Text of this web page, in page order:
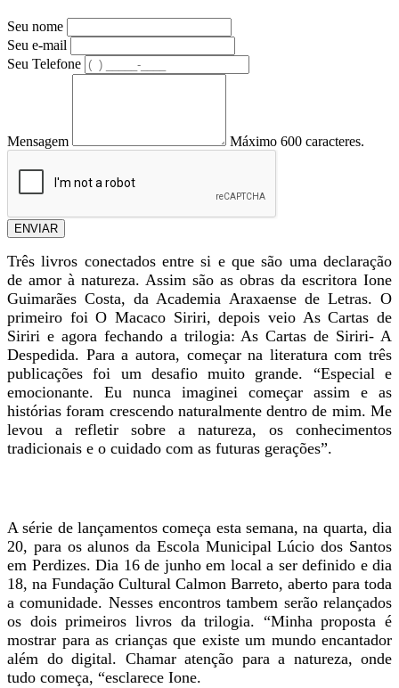
Seu nome
Seu e-mail
Seu Telefone
Mensagem Máximo 600 caracteres.
ENVIAR
Três livros conectados entre si e que são uma declaração
de amor à natureza. Assim são as obras da escritora Ione
Guimarães Costa, da Academia Araxaense de Letras. O
primeiro foi O Macaco Siriri, depois veio As Cartas de
Siriri e agora fechando a trilogia: As Cartas de Siriri- A
Despedida. Para a autora, começar na literatura com três
publicações foi um desafio muito grande. “Especial e
emocionante. Eu nunca imaginei começar assim e as
histórias foram crescendo naturalmente dentro de mim. Me
levou a refletir sobre a natureza, os conhecimentos
tradicionais e o cuidado com as futuras gerações”.
A série de lançamentos começa esta semana, na quarta, dia
20, para os alunos da Escola Municipal Lúcio dos Santos
em Perdizes. Dia 16 de junho em local a ser definido e dia
18, na Fundação Cultural Calmon Barreto, aberto para toda
a comunidade. Nesses encontros tambem serão relançados
os dois primeiros livros da trilogia. “Minha proposta é
mostrar para as crianças que existe um mundo encantador
além do digital. Chamar atenção para a natureza, onde
tudo começa, “esclarece Ione.